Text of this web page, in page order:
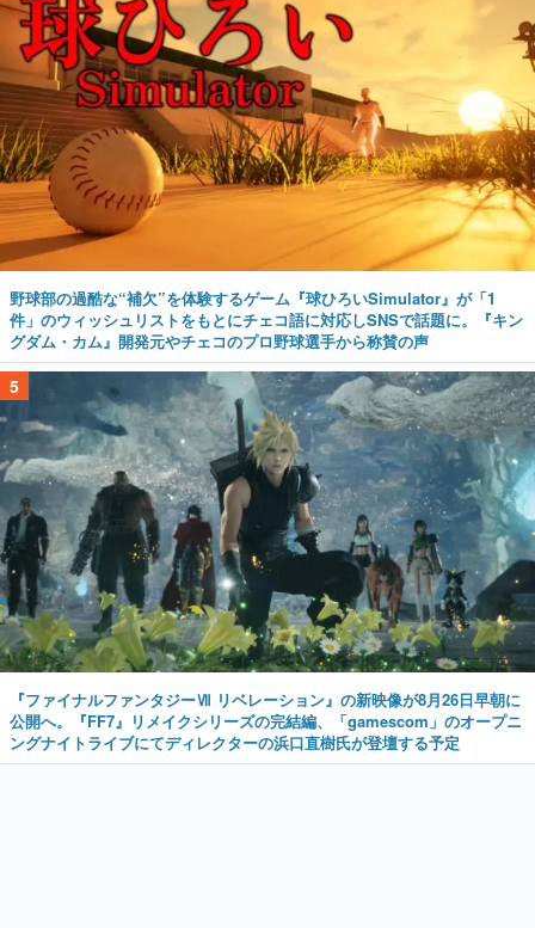
野球部の過酷な“補欠”を体験するゲーム『球ひろいSimulator』が「1
件」のウィッシュリストをもとにチェコ語に対応しSNSで話題に。『キン
グダム・カム』開発元やチェコのプロ野球選手から称賛の声
5
『ファイナルファンタジーⅦ リベレーション』の新映像が8月26日早朝に
公開へ。『FF7』リメイクシリーズの完結編、「gamescom」のオープニ
ングナイトライブにてディレクターの浜口直樹氏が登壇する予定